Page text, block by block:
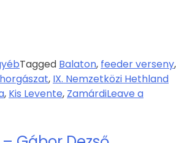
Tagged Balaton, feeder verseny,
horgászat, IX. Nemzetközi Hethland
, Kis Levente, ZamárdiLeave a